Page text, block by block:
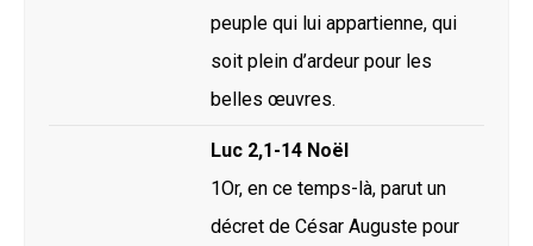
peuple qui lui appartienne, qui
soit plein d’ardeur pour les
belles œuvres.
Luc 2,1-14 Noël
1Or, en ce temps-là, parut un
décret de César Auguste pour